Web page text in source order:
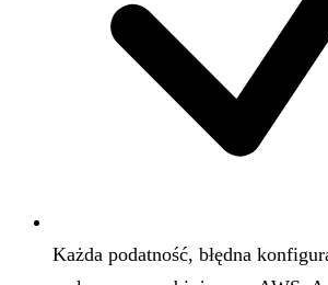
Każda podatność, błędna